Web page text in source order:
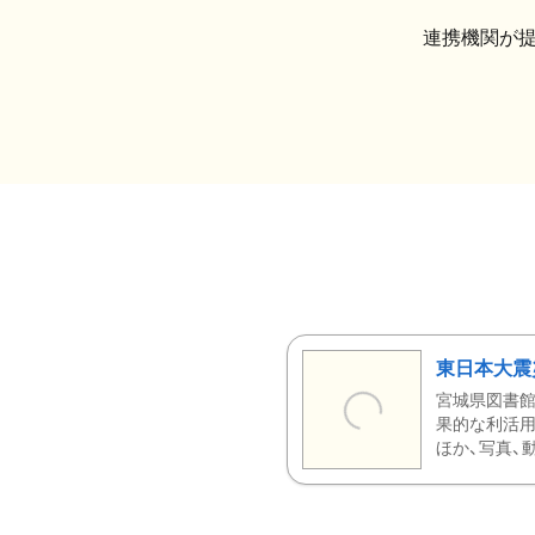
連携機関が
東日本大
宮城県図書
果的な利活
ほか、写真、